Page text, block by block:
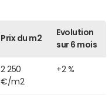
Prix du m2
Evolution
sur 6 mois
2 250
€/m2
+2 %